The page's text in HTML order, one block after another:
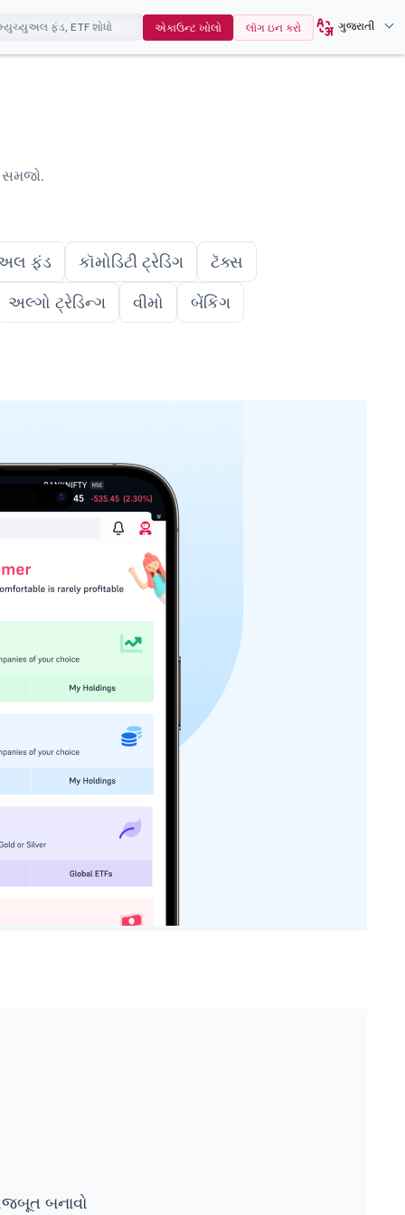
એકાઉન્ટ ખોલો લૉગ ઇન કરો ગુજરાતી
સમજો.
ફંડ કૉમોડિટી ટ્રેડિંગ
ટૅક્સ
અલ્ગો ટ્રેડિન્ગ વીમો બેંકિંગ
બનાવો